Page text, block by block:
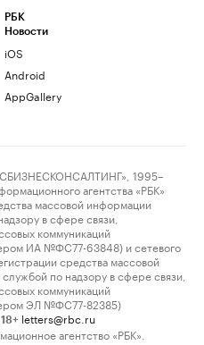
РБК
Новости
iOS
Android
AppGallery
1995–
агентства «РБК»
массовой информации
в сфере связи,
коммуникаций
ИА №ФС77-63848) и сетевого
средства массовой
по надзору в сфере связи,
коммуникаций
ЭЛ №ФС77-82385)
18+ letters@rbc.ru
агентство «РБК».